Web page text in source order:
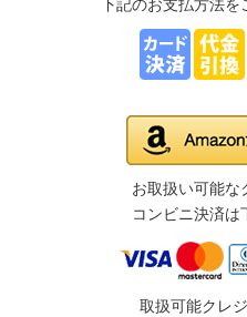
下記のお支払方法を
お取扱い可能な
コンビニ決済は
取扱可能クレ